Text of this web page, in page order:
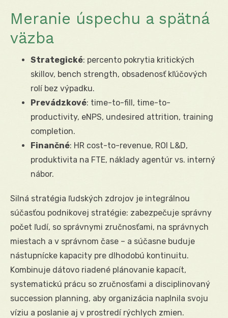
Meranie úspechu a spätná
väzba
Strategické: percento pokrytia kritických
skillov, bench strength, obsadenosť kľúčových
rolí bez výpadku.
Prevádzkové: time-to-fill, time-to-
productivity, eNPS, undesired attrition, training
completion.
Finančné: HR cost-to-revenue, ROI L&D,
produktivita na FTE, náklady agentúr vs. interný
nábor.
Silná stratégia ľudských zdrojov je integrálnou
súčasťou podnikovej stratégie: zabezpečuje správny
počet ľudí, so správnymi zručnosťami, na správnych
miestach a v správnom čase – a súčasne buduje
nástupnícke kapacity pre dlhodobú kontinuitu.
Kombinuje dátovo riadené plánovanie kapacít,
systematickú prácu so zručnosťami a disciplinovaný
succession planning, aby organizácia naplnila svoju
víziu a poslanie aj v prostredí rýchlych zmien.